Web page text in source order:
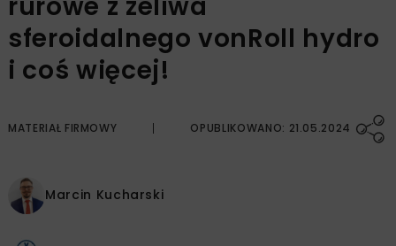
sferoidalnego vonRoll hydro
i coś więcej!
MATERIAŁ FIRMOWY OPUBLIKOWANO: 21.05.2024
Marcin Kucharski